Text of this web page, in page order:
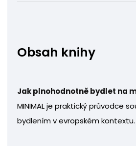
Obsah knihy
Jak plnohodnotně bydlet na
MINIMAL je praktický průvodce
bydlením v evropském kontextu.